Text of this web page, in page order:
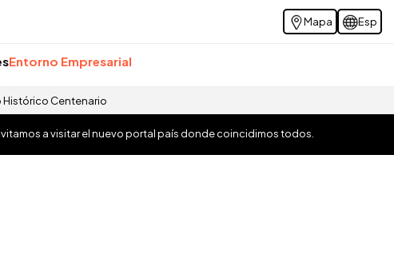
Mapa Esp
Entorno Empresarial
Histórico Centenario
a visitar el nuevo portal país donde coincidimos todos.